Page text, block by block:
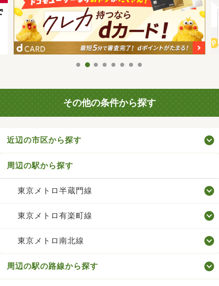
その他の条件から探す
近辺の市区から探す
周辺の駅から探す
東京メトロ半蔵門線
東京メトロ有楽町線
東京メトロ南北線
周辺の駅の路線から探す